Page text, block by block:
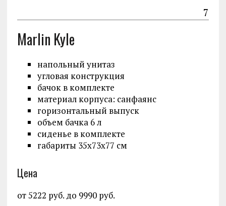
7
Marlin Kyle
напольный унитаз
угловая конструкция
бачок в комплекте
материал корпуса: санфаянс
горизонтальный выпуск
объем бачка 6 л
сиденье в комплекте
габариты 35x73x77 см
Цена
от 5222 руб. до 9990 руб.